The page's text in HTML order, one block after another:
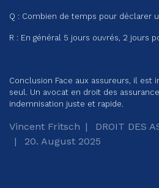
Q : Combien de temps pour déclarer
R : En général 5 jours ouvrés, 2 jours
Conclusion Face aux assureurs, il est
seul. Un avocat en droit des
indemnisation juste et rapide.
Vincent Fritsch
DROIT DES
20. August 2025